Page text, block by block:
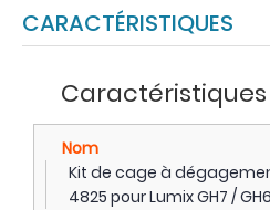
CARACTÉRISTIQUES
Nom
Kit de cage à
4825 pour Lumix GH7 / GH6